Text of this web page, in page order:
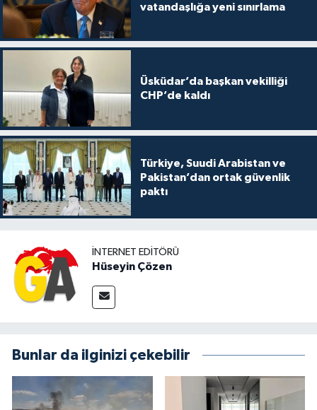
vatandaşlığa yeni sınırlama
Üsküdar’da başkan vekilliği
CHP’de kaldı
Türkiye, Suudi Arabistan ve
Pakistan’dan ortak güvenlik
paktı
İNTERNET EDITÖRÜ
Hüseyin Çözen
Bunlar da ilginizi çekebilir